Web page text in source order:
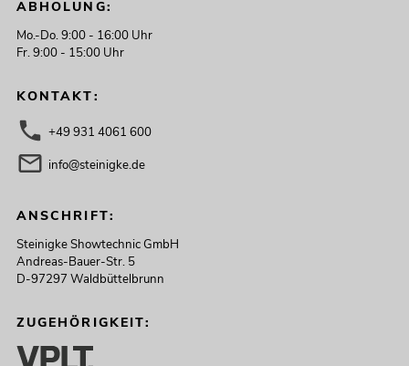
ABHOLUNG:
Mo.-Do. 9:00 - 16:00 Uhr
Fr. 9:00 - 15:00 Uhr
KONTAKT:
+49 931 4061 600
info@steinigke.de
ANSCHRIFT:
Steinigke Showtechnic GmbH
Andreas-Bauer-Str. 5
D-97297 Waldbüttelbrunn
ZUGEHÖRIGKEIT: